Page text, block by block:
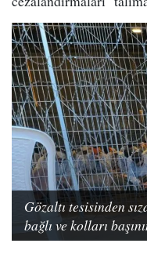
Gözaltı tesisinden
bağlı ve kolları